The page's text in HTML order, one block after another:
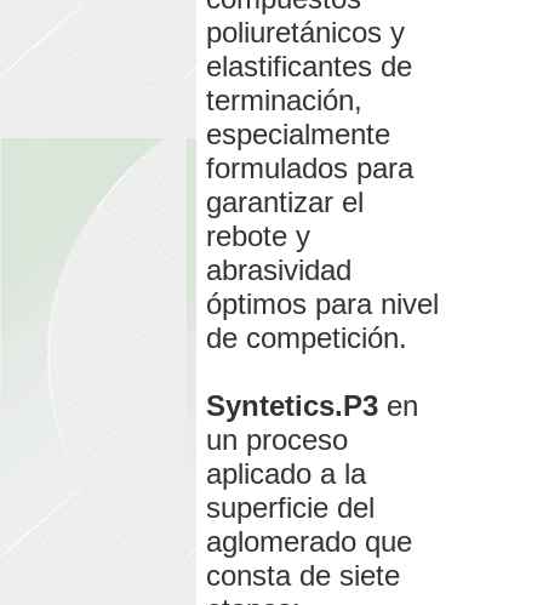
poliuretánicos y
elastificantes de
terminación,
especialmente
formulados para
garantizar el
rebote y
abrasividad
óptimos para nivel
de competición.
Syntetics.P3 en
un proceso
aplicado a la
superficie del
aglomerado que
consta de siete